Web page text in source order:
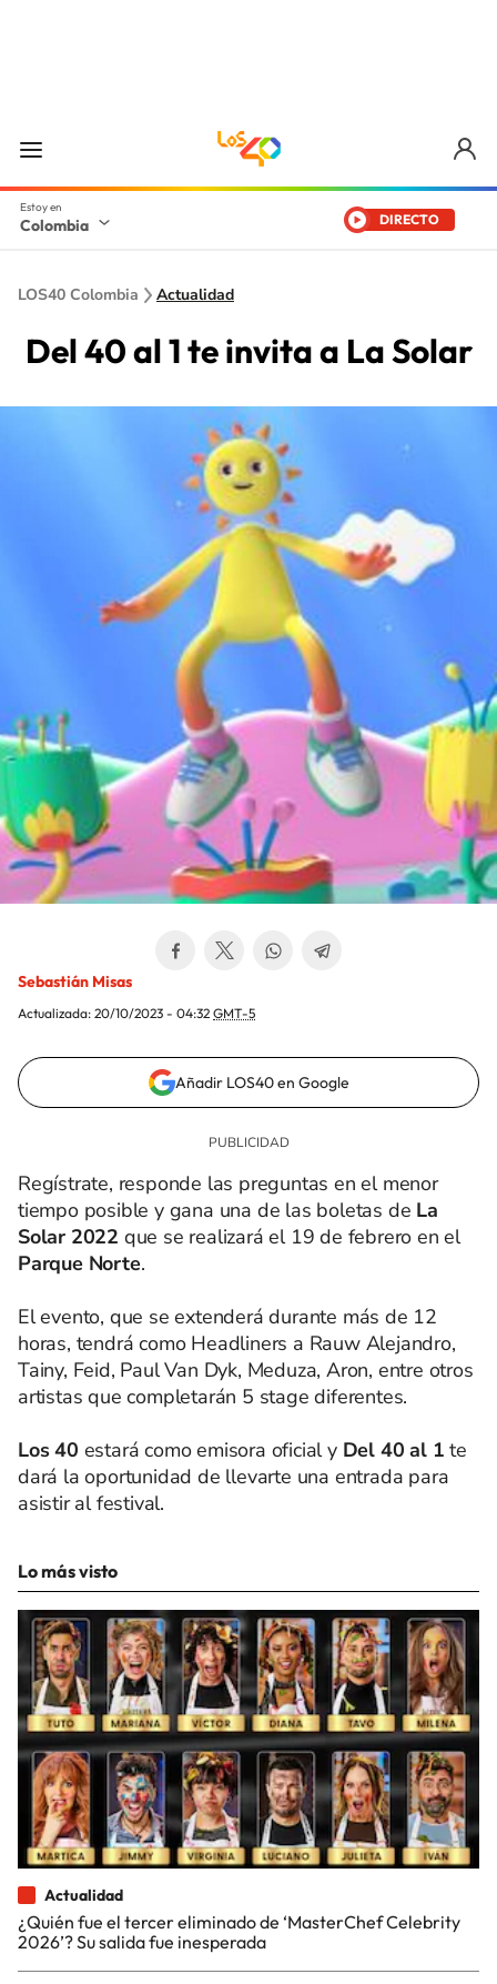
Colombia DIRECTO
LOS40 Colombia Actualidad
Del 40 al 1 te invita a La Solar
Sebastián Misas
Actualizada: 20/10/2023 - 04:32 GMT-5
Añadir LOS40 en Google
Regístrate, responde las preguntas en el menor
tiempo posible y gana una de las boletas de La
Solar 2022 que se realizará el 19 de febrero en el
Parque Norte.
El evento, que se extenderá durante más de 12
horas, tendrá como Headliners a Rauw Alejandro,
Tainy, Feid, Paul Van Dyk, Meduza, Aron, entre otros
artistas que completarán 5 stage diferentes.
Los 40 estará como emisora oficial y Del 40 al 1 te
dará la oportunidad de llevarte una entrada para
asistir al festival.
Lo más visto
Actualidad
¿Quién fue el tercer eliminado de ‘MasterChef Celebrity
2026’? Su salida fue inesperada